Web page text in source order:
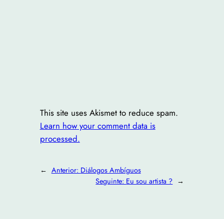
This site uses Akismet to reduce spam.
Learn how your comment data is
processed.
← Anterior: Diálogos Ambíguos
Seguinte: Eu sou artista ? →